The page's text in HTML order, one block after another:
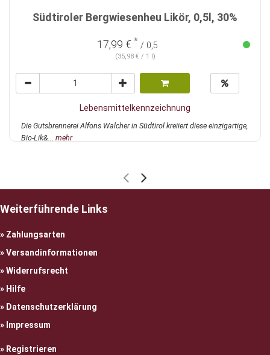
Südtiroler Bergwiesenheu Likör, 0,5l, 30%
17,99 € * / 0,5
(35,98 € / 1 l)
Lebensmittelkennzeichnung
Die Gutsbrennerei Alfons Walcher in Südtirol kreiiert diese einzigartige,
Bio-Lik&... mehr
Weiterführende Links
Zahlungsarten
Versandinformationen
Widerrufsrecht
Hilfe
Datenschutzerklärung
Impressum
Registrieren